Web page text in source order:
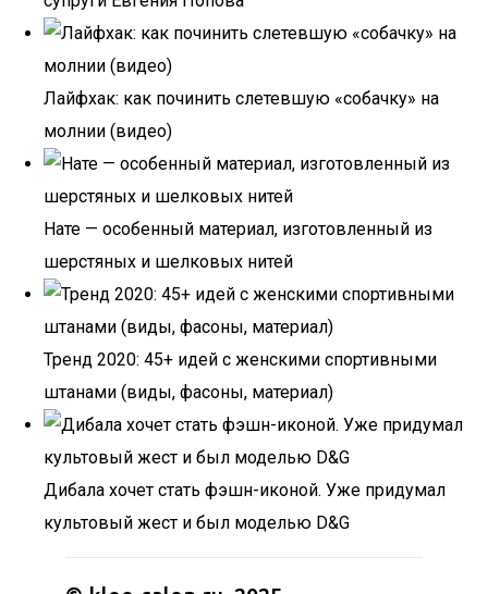
Лайфхак: как починить слетевшую «собачку» на
молнии (видео)
Нате — особенный материал, изготовленный из
шерстяных и шелковых нитей
Тренд 2020: 45+ идей с женскими спортивными
штанами (виды, фасоны, материал)
Дибала хочет стать фэшн-иконой. Уже придумал
культовый жест и был моделью D&G